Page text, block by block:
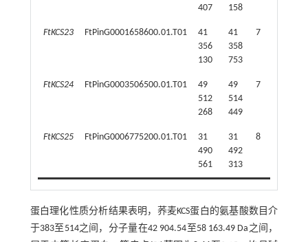
407 158
FtKCS23 FtPinG0001658600.01.T01
41
356
130
41
358
753
7
FtKCS24 FtPinG0003506500.01.T01
49
512
268
49
514
449
7
FtKCS25 FtPinG0006775200.01.T01
31
490
561
31
492
313
8
蛋白理化性质分析结果表明，荞麦KCS蛋白的氨基酸数目介
于383至514之间，分子量在42 904.54至58 163.49 Da之间，